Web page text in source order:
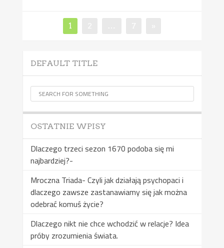
Nawigacja
Page
1
DEFAULT TITLE
OSTATNIE WPISY
Dlaczego trzeci sezon 1670 podoba się mi
najbardziej?-
Mroczna Triada- Czyli jak działają psychopaci i
dlaczego zawsze zastanawiamy się jak można
odebrać komuś życie?
Dlaczego nikt nie chce wchodzić w relacje? Idea
próby zrozumienia świata.